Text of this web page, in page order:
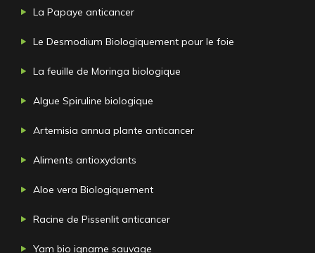
La Papaye anticancer
Le Desmodium Biologiquement pour le foie
La feuille de Moringa biologique
Algue Spiruline biologique
Artemisia annua plante anticancer
Aliments antioxydants
Aloe vera Biologiquement
Racine de Pissenlit anticancer
Yam bio igname sauvage